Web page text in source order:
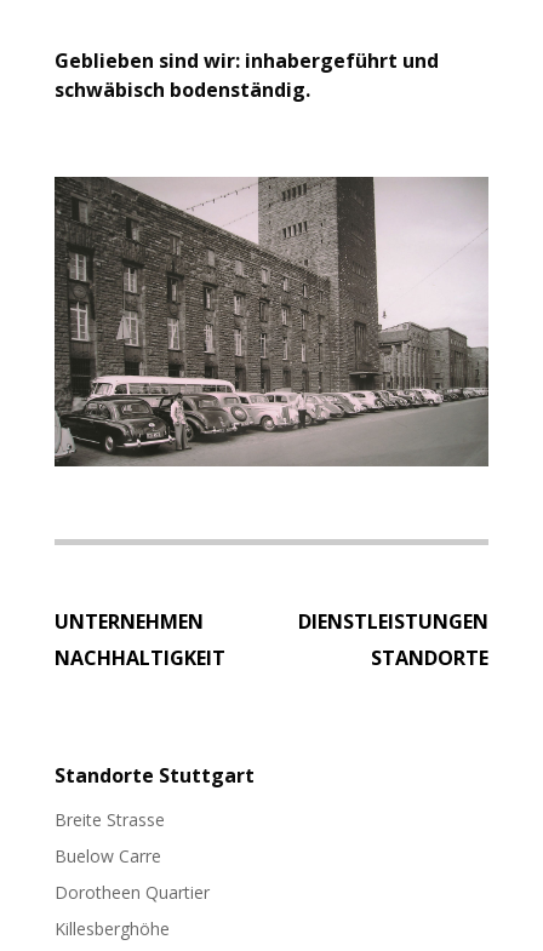
Geblieben sind wir: inhabergeführt und
schwäbisch bodenständig.
UNTERNEHMEN
DIENSTLEISTUNGEN
NACHHALTIGKEIT
STANDORTE
Standorte Stuttgart
Breite Strasse
Buelow Carre
Dorotheen Quartier
Killesberghöhe